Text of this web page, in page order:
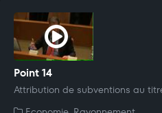
Point 14
Attribution de subventions au